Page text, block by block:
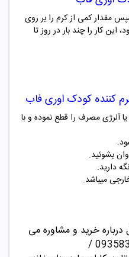
مقدار کمی از کرم را بر روی
کار را چند بار در روز تا
کننده کودک اوری فاب
آلرژی مصرف را قطع نموده و با
.
بشوئید.
دارید.
میباشد.
خرید و مشاوره می
توانید با این شماره ها 09358343612 /